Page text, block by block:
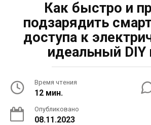
Как быстро и
подзарядить
доступа к
идеальный DIY
Время чтения
12 мин.
Опубликовано
08.11.2023